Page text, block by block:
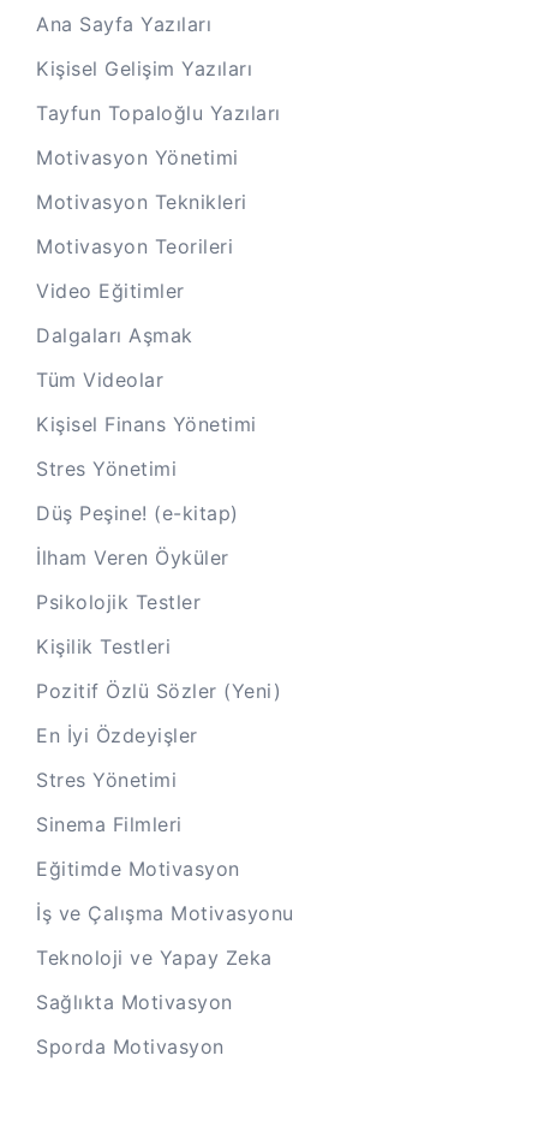
Ana Sayfa Yazıları
Kişisel Gelişim Yazıları
Tayfun Topaloğlu Yazıları
Motivasyon Yönetimi
Motivasyon Teknikleri
Motivasyon Teorileri
Video Eğitimler
Dalgaları Aşmak
Tüm Videolar
Kişisel Finans Yönetimi
Stres Yönetimi
Düş Peşine! (e-kitap)
İlham Veren Öyküler
Psikolojik Testler
Kişilik Testleri
Pozitif Özlü Sözler (Yeni)
En İyi Özdeyişler
Stres Yönetimi
Sinema Filmleri
Eğitimde Motivasyon
İş ve Çalışma Motivasyonu
Teknoloji ve Yapay Zeka
Sağlıkta Motivasyon
Sporda Motivasyon